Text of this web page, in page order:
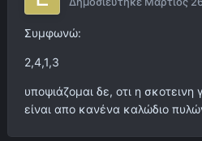
Συμφωνώ:
2,4,1,3
υποψιάζομαι δε, οτι η
είναι απο κανένα καλώδιο